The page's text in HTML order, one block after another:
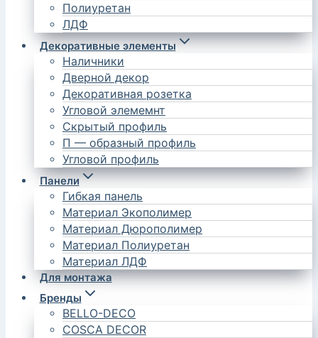
Полиуретан
ЛДФ
Декоративные элементы
Наличники
Дверной декор
Декоративная розетка
Угловой элемемнт
Скрытый профиль
П — образный профиль
Угловой профиль
Панели
Гибкая панель
Материал Экополимер
Материал Дюрополимер
Материал Полиуретан
Материал ЛДФ
Для монтажа
Бренды
BELLO-DECO
COSCA DECOR